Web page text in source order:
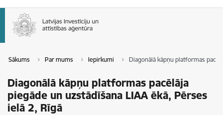
Sākums Par mums Iepirkumi Diagonālā kāpņu platformas
Diagonālā kāpņu platformas pacēlāja
piegāde un uzstādīšana LIAA ēkā, Pērses
ielā 2, Rīgā